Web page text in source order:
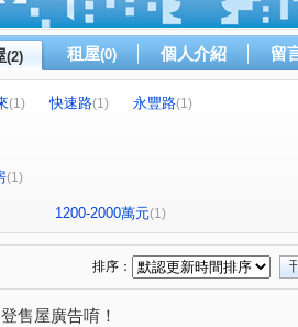
(2) 租屋(0) 個人介紹 留
(1) 快速路(1) 永豐路(1)
(1)
1200-2000萬元(1)
排序：
售屋廣告唷！